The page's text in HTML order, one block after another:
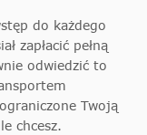
do każdego
zapłacić pełną
odwiedzić to
Twoją
chcesz.